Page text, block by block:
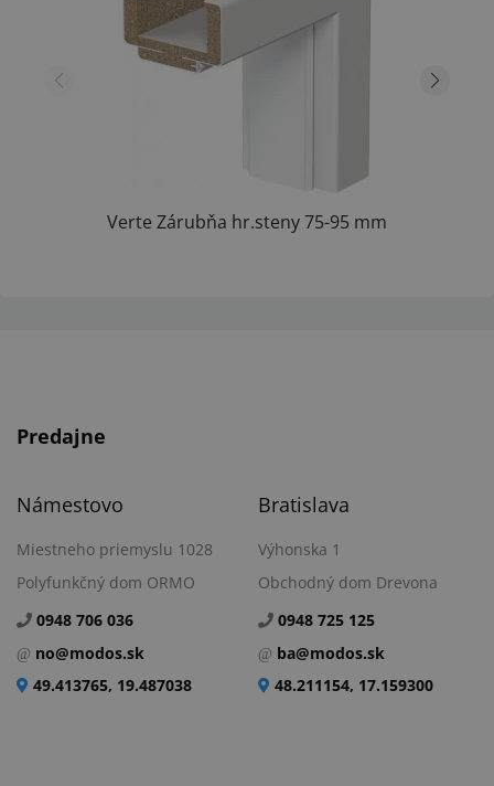
Verte Zárubňa hr.steny 75-95 mm
Predajne
Námestovo
Miestneho priemyslu 1028
Polyfunkčný dom ORMO
0948 706 036
no@modos.sk
49.413765, 19.487038
Bratislava
Výhonska 1
Obchodný dom Drevona
0948 725 125
ba@modos.sk
48.211154, 17.159300